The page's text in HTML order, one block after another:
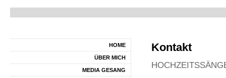
Kontakt
HOME
ÜBER MICH
MEDIA GESANG